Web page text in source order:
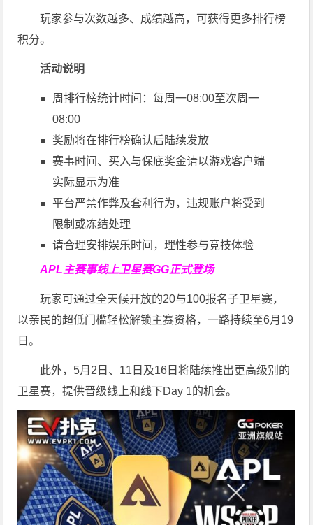
玩家参与次数越多、成绩越高，可获得更多排行榜
积分。
活动说明
周排行榜统计时间：每周一08:00至次周一
08:00
奖励将在排行榜确认后陆续发放
赛事时间、买入与保底奖金请以游戏客户端
实际显示为准
平台严禁作弊及套利行为，违规账户将受到
限制或冻结处理
请合理安排娱乐时间，理性参与竞技体验
APL主赛事线上卫星赛GG正式登场
玩家可通过全天候开放的20与100报名子卫星赛，
以亲民的超低门槛轻松解锁主赛资格，一路持续至6月19
日。
此外，5月2日、11日及16日将陆续推出更高级别的
卫星赛，提供晋级线上和线下Day 1的机会。